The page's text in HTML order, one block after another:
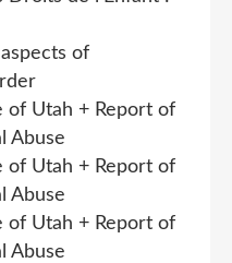
of
of Utah + Report of
Abuse
of Utah + Report of
Abuse
of Utah + Report of
Abuse